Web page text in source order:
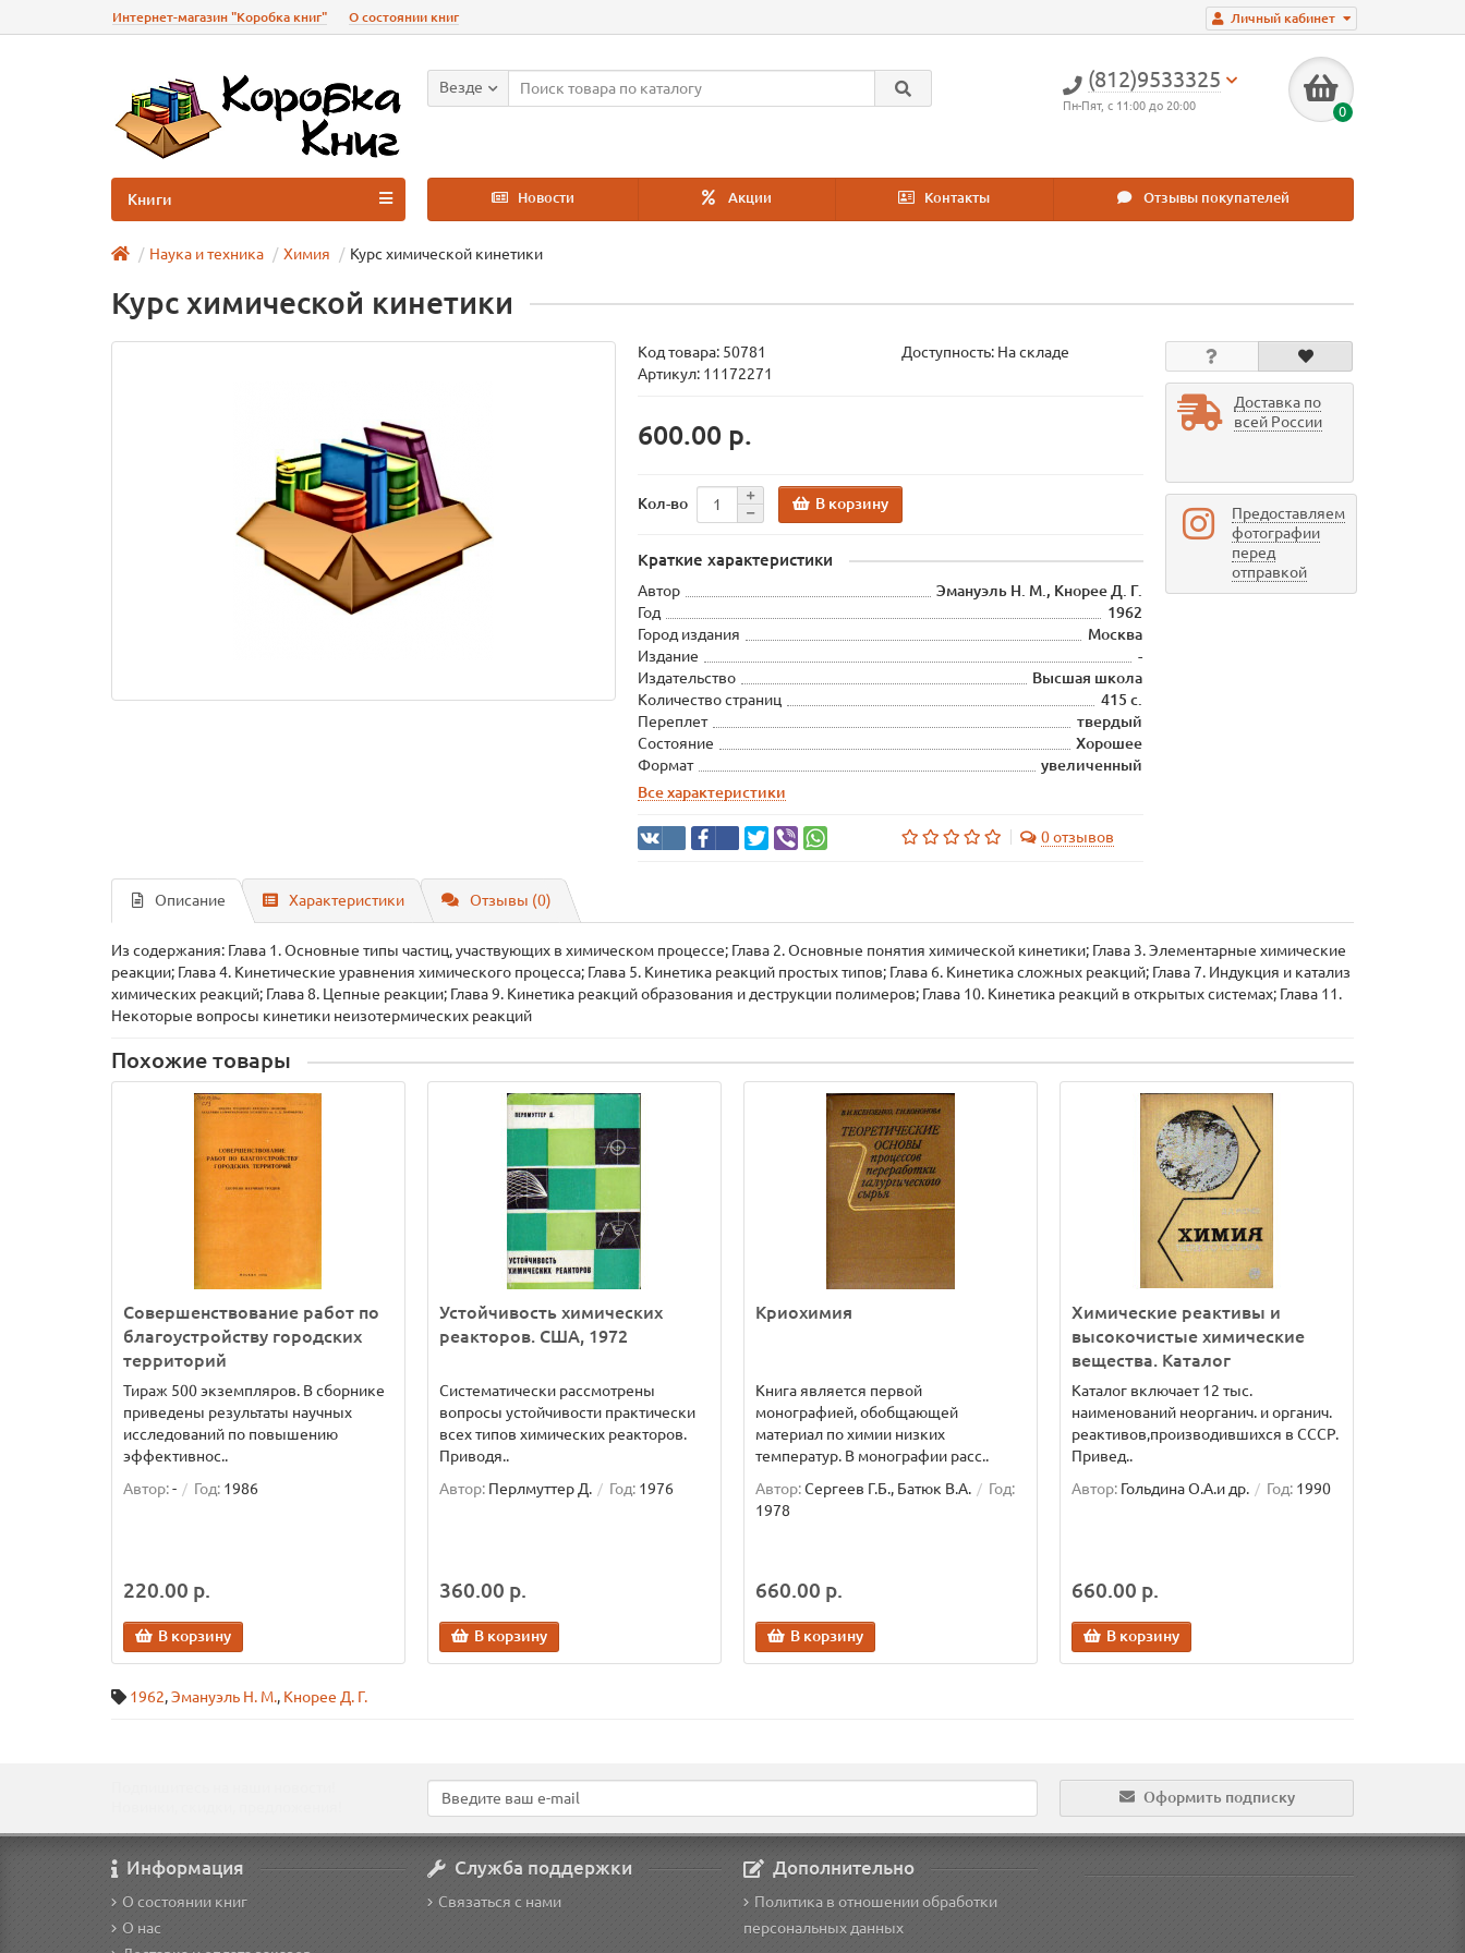
Личный кабинет
Интернет-магазин "Коробка книг" О состоянии книг
(812)9533325
Пн-Пят, с 11:00 до 20:00 0
Везде
Новости Акции Контакты Отзывы покупателей
Книги
Наука и техника Химия Курс химической кинетики
Курс химической кинетики
Код товара: 50781
Доступность: На складе
Артикул: 11172271
600.00 р.
Кол-во В корзину
Краткие характеристики
Автор
Эмануэль Н. М., Кнорее Д. Г.
Год
1962
Город издания
Москва
Издание
-
Издательство
Высшая школа
Количество страниц
415 с.
Переплет
твердый
Состояние
Хорошее
Формат
увеличенный
Все характеристики
0 отзывов
Доставка по
всей России
Предоставляем
фотографии
перед
отправкой
Описание Характеристики Отзывы (0)
Из содержания: Глава 1. Основные типы частиц, участвующих в химическом процессе; Глава 2. Основные понятия химической кинетики; Глава 3. Элементарные химические
реакции; Глава 4. Кинетические уравнения химического процесса; Глава 5. Кинетика реакций простых типов; Глава 6. Кинетика сложных реакций; Глава 7. Индукция и катализ
химических реакций; Глава 8. Цепные реакции; Глава 9. Кинетика реакций образования и деструкции полимеров; Глава 10. Кинетика реакций в открытых системах; Глава 11.
Некоторые вопросы кинетики неизотермических реакций
Похожие товары
Совершенствование работ по
благоустройству городских
территорий
Тираж 500 экземпляров. В сборнике
приведены результаты научных
исследований по повышению
эффективнос..
Автор:- Год: 1986
220.00 р.
В корзину
Устойчивость химических
реакторов. США, 1972
Систематически рассмотрены
вопросы устойчивости практически
всех типов химических реакторов.
Приводя..
Автор: Перлмуттер Д. Год: 1976
360.00 р.
В корзину
Криохимия
Книга является первой
монографией, обобщающей
материал по химии низких
температур. В монографии расс..
Автор:Сергеев Г.Б., Батюк В.А.
Год:
1978
660.00 р.
В корзину
Химические реактивы и
высокочистые химические
вещества. Каталог
Каталог включает 12 тыс.
наименований неорганич. и органич.
реактивов,производившихся в СССР.
Привед..
Автор: Гольдина О.А.и др. Год: 1990
660.00 р.
В корзину
1962,Эмануэль Н. М., Кнорее Д. Г.
Оформить подписку
Информация
О состоянии книг
О нас
Служба поддержки
Связаться с нами
Дополнительно
Политика в отношении обработки
персональных данных